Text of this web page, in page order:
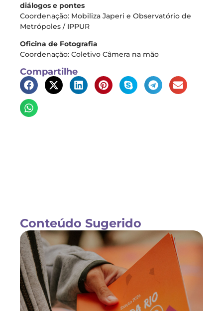
diálogos e pontes
Coordenação: Mobiliza Japeri e Observatório de
Metrópoles / IPPUR
Oficina de Fotografia
Coordenação: Coletivo Câmera na mão
Compartilhe
Conteúdo Sugerido